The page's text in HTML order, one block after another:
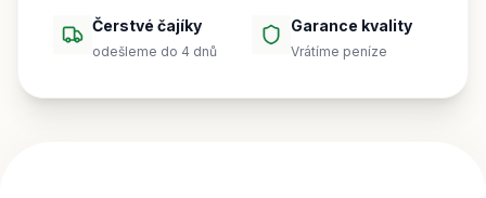
Čerstvé čajíky
odešleme do 4 dnů
Garance kvality
Vrátíme peníze